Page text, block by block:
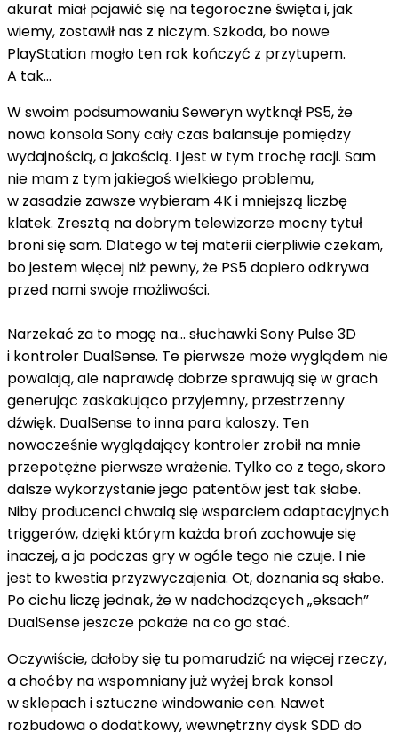
akurat miał pojawić się na tegoroczne święta i, jak
wiemy, zostawił nas z niczym. Szkoda, bo nowe
PlayStation mogło ten rok kończyć z przytupem.
A tak…
W swoim podsumowaniu Seweryn wytknął PS5, że
nowa konsola Sony cały czas balansuje pomiędzy
wydajnością, a jakością. I jest w tym trochę racji. Sam
nie mam z tym jakiegoś wielkiego problemu,
w zasadzie zawsze wybieram 4K i mniejszą liczbę
klatek. Zresztą na dobrym telewizorze mocny tytuł
broni się sam. Dlatego w tej materii cierpliwie czekam,
bo jestem więcej niż pewny, że PS5 dopiero odkrywa
przed nami swoje możliwości.
Narzekać za to mogę na… słuchawki Sony Pulse 3D
i kontroler DualSense. Te pierwsze może wyglądem nie
powalają, ale naprawdę dobrze sprawują się w grach
generując zaskakująco przyjemny, przestrzenny
dźwięk. DualSense to inna para kaloszy. Ten
nowocześnie wyglądający kontroler zrobił na mnie
przepotężne pierwsze wrażenie. Tylko co z tego, skoro
dalsze wykorzystanie jego patentów jest tak słabe.
Niby producenci chwalą się wsparciem adaptacyjnych
triggerów, dzięki którym każda broń zachowuje się
inaczej, a ja podczas gry w ogóle tego nie czuje. I nie
jest to kwestia przyzwyczajenia. Ot, doznania są słabe.
Po cichu liczę jednak, że w nadchodzących „eksach”
DualSense jeszcze pokaże na co go stać.
Oczywiście, dałoby się tu pomarudzić na więcej rzeczy,
a choćby na wspomniany już wyżej brak konsol
w sklepach i sztuczne windowanie cen. Nawet
rozbudowa o dodatkowy, wewnętrzny dysk SDD do